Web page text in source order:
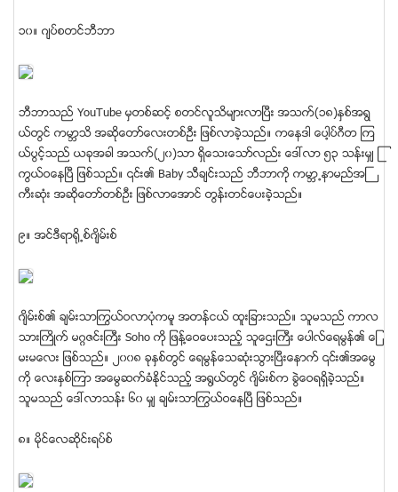
၁၀။ ဂ်ပ္စတင္ဘီဘာ
ဘီဘာသည္ YouTube မွတစ္ဆင့္ စတင္လူသိမ်ားလာၿပီး အသက္(၁၈)ႏွစ္အရြ
ယ္တြင္ ကမာၻသိ အဆိုေတာ္ေလးတစ္ဦး ျဖစ္လာခဲ့သည္။ ကေနဒါ ေပါ့ပ္ဂီတ ၾက
ယ္ပြင့္သည္ ယခုအခါ အသက္(၂၀)သာ ရွိေသးေသာ္လည္း ေဒၚလာ ၅၃ သန္းမွ် ႂ
ကြယ္ဝေနၿပီ ျဖစ္သည္။ ၎၏ Baby သီခ်င္းသည္ ဘီဘာကို ကမာၻ႕နာမည္အႀ
ကီးဆံုး အဆိုေတာ္တစ္ဦး ျဖစ္လာေအာင္ တြန္းတင္ေပးခဲ့သည္။
၉။ အင္ဒီရာ႐ို႕စ္ဂ်ိမ္းစ္
ဂ်ိမ္းစ္၏ ခ်မ္းသာႂကြယ္ဝလာပံုကမူ အတန္ငယ္ ထူးျခားသည္။ သူမသည္ ကာလ
သားႀကိဳက္ မဂၢဇင္းႀကီး Soho ကို ျဖန္႔ေဝေပးသည့္ သူေဌးႀကီး ေပါလ္ေရမြန္၏ ေျ
မးမေလး ျဖစ္သည္။ ၂၀၀၈ ခုႏွစ္တြင္ ေရမြန္ေသဆံုးသြားၿပီးေနာက္ ၎၏အေမြ
ကို ေလးႏွစ္ၾကာ အေမြဆက္ခံႏုိင္သည့္ အ႐ြယ္တြင္ ဂ်ိမ္းစ္က ခြဲေဝရရွိခဲ့သည္။
သူမသည္ ေဒၚလာသန္း ၆၀ မွ် ခ်မ္းသာႂကြယ္ဝေနၿပီ ျဖစ္သည္။
၈။ မုိင္ေလဆိုင္းရပ္စ္